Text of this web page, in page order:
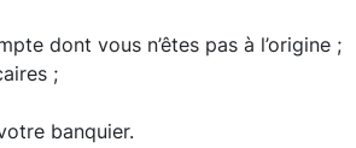
dont vous n’êtes pas à l’origine ;
;
banquier.